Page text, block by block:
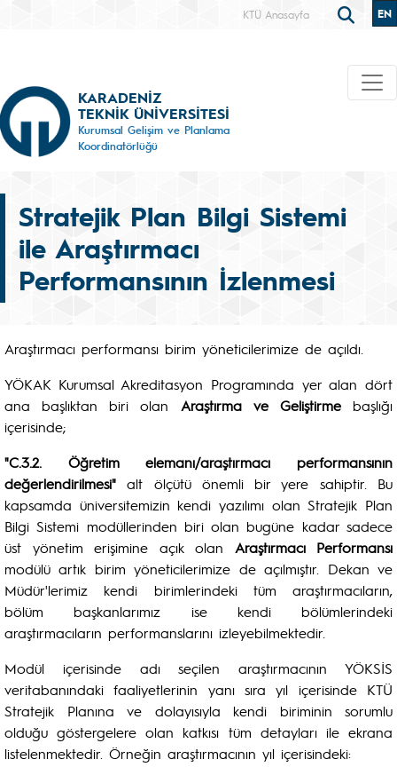
KTÜ Anasayfa EN
KARADENİZ
TEKNİK ÜNİVERSİTESİ
Kurumsal Gelişim ve Planlama
Koordinatörlüğü
Stratejik Plan Bilgi Sistemi
ile Araştırmacı
Performansının İzlenmesi
Araştırmacı performansı birim yöneticilerimize de açıldı.
YÖKAK Kurumsal Akreditasyon Programında yer alan dört
ana başlıktan biri olan Araştırma ve Geliştirmebaşlığı
içerisinde;
"C.3.2. Öğretim elemanı/araştırmacı performansının
değerlendirilmesi" alt ölçütü önemli bir yere sahiptir. Bu
kapsamda üniversitemizin kendi yazılımı olan Stratejik Plan
Bilgi Sistemi modüllerinden biri olan bugüne kadar sadece
üst yönetim erişimine açık olan Araştırmacı Performansı
modülü artık birim yöneticilerimize de açılmıştır. Dekan ve
Müdür'lerimiz kendi birimlerindeki tüm araştırmacıların,
bölüm başkanlarımız ise kendi bölümlerindeki
araştırmacıların performanslarını izleyebilmektedir.
Modül içerisinde adı seçilen araştırmacının YÖKSİS
veritabanındaki faaliyetlerinin yanı sıra yıl içerisinde KTÜ
Stratejik Planına ve dolayısıyla kendi biriminin sorumlu
olduğu göstergelere olan katkısı tüm detayları ile ekrana
listelenmektedir. Örneğin araştırmacının yıl içerisindeki: